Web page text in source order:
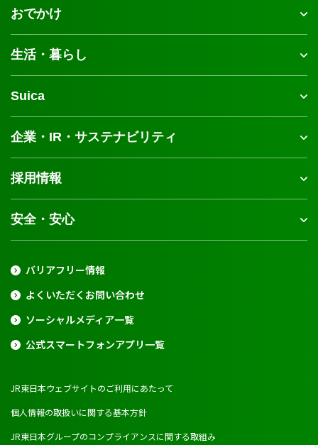
おでかけ
生活・暮らし
Suica
企業・IR・サステナビリティ
採用情報
安全・安心
バリアフリー情報
よくいただくお問い合わせ
ソーシャルメディア一覧
公式スマートフォンアプリ一覧
JR東日本ウェブサイトのご利用にあたって
個人情報の取扱いに関する基本方針
JR東日本グループのコンプライアンスに関する取組み